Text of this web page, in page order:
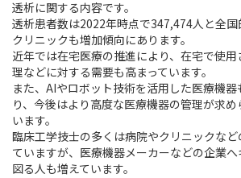
透析に関する内容です。
透析患者数は2022年時点で347,474人と全
クリニックも増加傾向にあります。
近年では在宅医療の推進により、在宅で使
理などに対する需要も高まっています。
また、AIやロボット技術を活用した医療機
り、今後はより高度な医療機器の管理が求
います。
臨床工学技士の多くは病院やクリニックな
ていますが、医療機器メーカーなどの企業
図る人も増えています。